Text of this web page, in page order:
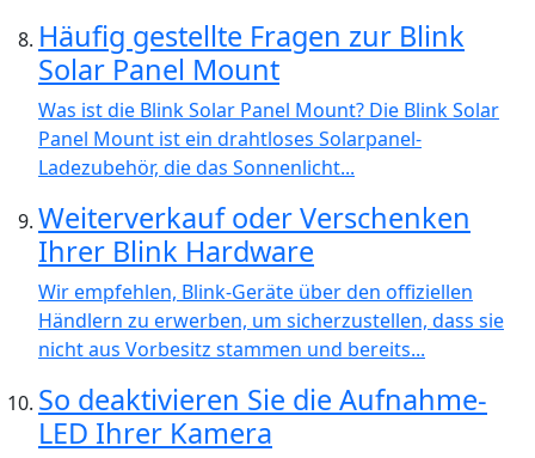
Häufig gestellte Fragen zur Blink
Solar Panel Mount
Was ist die Blink Solar Panel Mount? Die Blink Solar
Panel Mount ist ein drahtloses Solarpanel-
Ladezubehör, die das Sonnenlicht...
Weiterverkauf oder Verschenken
Ihrer Blink Hardware
Wir empfehlen, Blink-Geräte über den offiziellen
Händlern zu erwerben, um sicherzustellen, dass sie
nicht aus Vorbesitz stammen und bereits...
So deaktivieren Sie die Aufnahme-
LED Ihrer Kamera